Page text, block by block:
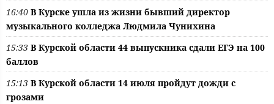
16:40 В Курске ушла из жизни бывший директор
музыкального колледжа Людмила Чунихина
15:33 В Курской области 44 выпускника сдали ЕГЭ на 100
баллов
15:13 В Курской области 14 июля пройдут дожди с
грозами